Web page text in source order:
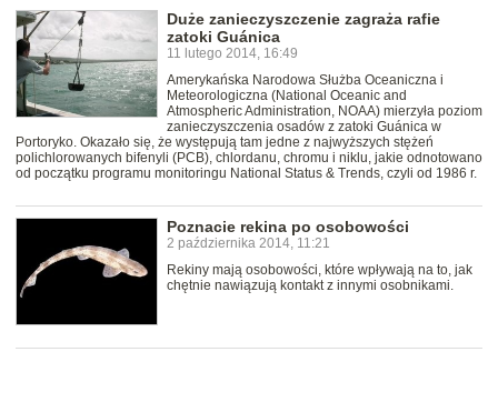
Duże zanieczyszczenie zagraża rafie
zatoki Guánica
11 lutego 2014, 16:49
Amerykańska Narodowa Służba Oceaniczna i
Meteorologiczna (National Oceanic and
Atmospheric Administration, NOAA) mierzyła poziom
zanieczyszczenia osadów z zatoki Guánica w
Portoryko. Okazało się, że występują tam jedne z najwyższych stężeń
polichlorowanych bifenyli (PCB), chlordanu, chromu i niklu, jakie odnotowano
od początku programu monitoringu National Status & Trends, czyli od 1986 r.
Poznacie rekina po osobowości
2 października 2014, 11:21
Rekiny mają osobowości, które wpływają na to, jak
chętnie nawiązują kontakt z innymi osobnikami.